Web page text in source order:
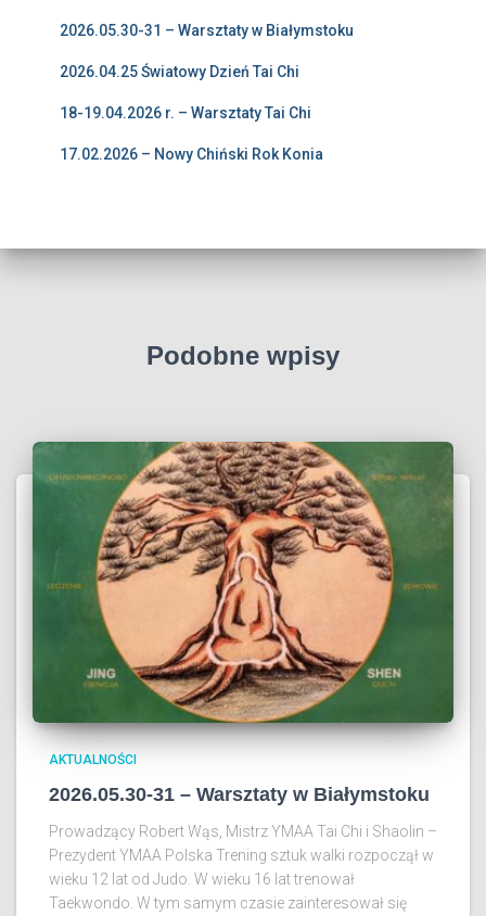
2026.05.30-31 – Warsztaty w Białymstoku
2026.04.25 Światowy Dzień Tai Chi
18-19.04.2026 r. – Warsztaty Tai Chi
17.02.2026 – Nowy Chiński Rok Konia
Podobne wpisy
AKTUALNOŚCI
2026.05.30-31 – Warsztaty w Białymstoku
Prowadzący Robert Wąs, Mistrz YMAA Tai Chi i Shaolin –
Prezydent YMAA Polska Trening sztuk walki rozpoczął w
wieku 12 lat od Judo. W wieku 16 lat trenował
Taekwondo. W tym samym czasie zainteresował się